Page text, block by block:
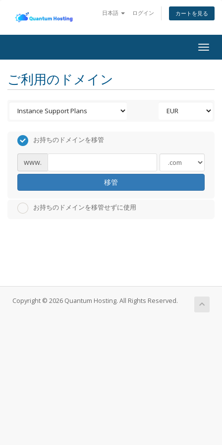
日本語 ログイン カートを見る
ご利用のドメイン
お持ちのドメインを移管
www.
移管
お持ちのドメインを移管せずに使用
Copyright © 2026 Quantum Hosting. All Rights Reserved.